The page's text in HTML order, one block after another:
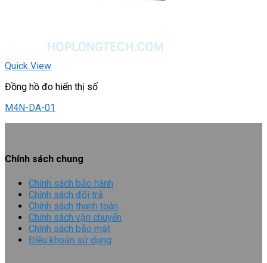
Quick View
Đồng hồ đo hiển thị số
M4N-DA-01
Chính sách chung
Chính sách bảo hành
Chính sách đổi trả
Chính sách thanh toán
Chính sách vận chuyển
Chính sách bảo mật
Điều khoản sử dụng